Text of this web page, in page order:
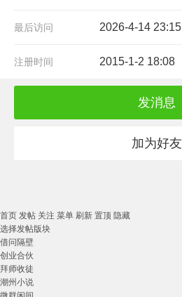
2026-4-14 23:15
最后访问
2015-1-2 18:08
注册时间
发消息
加为好友
首页 发帖 关注 菜单 刷新 置顶 隐藏
选择发帖版块
借问隔壁
创业合伙
拜师收徒
潮州小说